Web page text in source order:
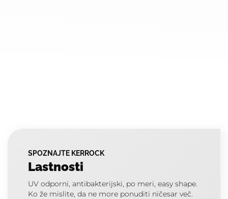
SPOZNAJTE KERROCK
Lastnosti
UV odporni, antibakterijski, po meri, easy shape.
Ko že mislite, da ne more ponuditi ničesar več.